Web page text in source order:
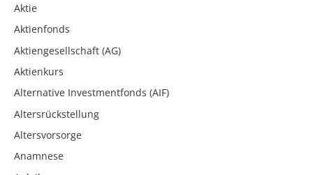
Aktie
Aktienfonds
Aktiengesellschaft (AG)
Aktienkurs
Alternative Investmentfonds (AIF)
Altersrückstellung
Altersvorsorge
Anamnese